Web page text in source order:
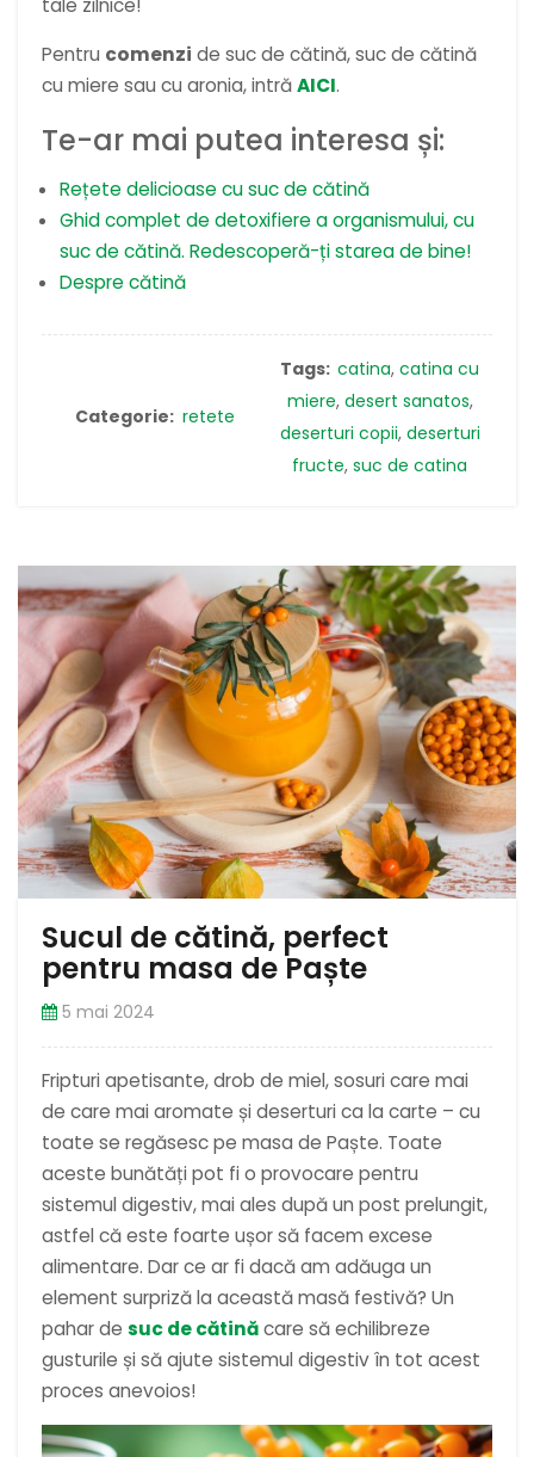
tale zilnice!
Pentru comenzi de suc de cătină, suc de cătină
cu miere sau cu aronia, intrăAICI.
Te-ar mai putea interesa și:
Rețete delicioase cu suc de cătină
Ghid complet de detoxifiere a organismului, cu
suc de cătină. Redescoperă-ți starea de bine!
Despre cătină
Categorie: retete
Tags: catina, catina cu
miere, desert sanatos,
deserturi copii, deserturi
fructe, suc de catina
Sucul de cătină, perfect
pentru masa de Paște
5 mai 2024
Fripturi apetisante, drob de miel, sosuri care mai
de care mai aromate și deserturi ca la carte – cu
toate se regăsesc pe masa de Paște. Toate
aceste bunătăți pot fi o provocare pentru
sistemul digestiv, mai ales după un post prelungit,
astfel că este foarte ușor să facem excese
alimentare. Dar ce ar fi dacă am adăuga un
element surpriză la această masă festivă? Un
pahar de suc de cătinăcare să echilibreze
gusturile și să ajute sistemul digestiv în tot acest
proces anevoios!